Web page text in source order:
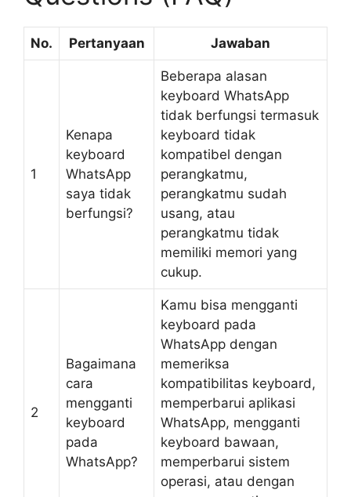
No. Pertanyaan Jawaban
1
Kenapa
keyboard
WhatsApp
saya tidak
berfungsi?
Beberapa alasan
keyboard WhatsApp
tidak berfungsi termasuk
keyboard tidak
kompatibel dengan
perangkatmu,
perangkatmu sudah
usang, atau
perangkatmu tidak
memiliki memori yang
cukup.
2
Bagaimana
cara
mengganti
keyboard
pada
WhatsApp?
Kamu bisa mengganti
keyboard pada
WhatsApp dengan
memeriksa
kompatibilitas keyboard,
memperbarui aplikasi
WhatsApp, mengganti
keyboard bawaan,
memperbarui sistem
operasi, atau dengan